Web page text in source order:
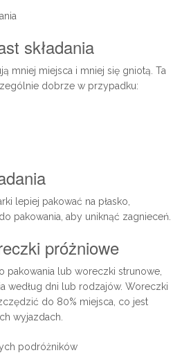
składania
mniej miejsca i mniej się gniotą. Ta
dobrze w przypadku:
lepiej pakować na płasko,
pakowania, aby uniknąć zagnieceń.
próżniowe
pakowania lub woreczki strunowe,
według dni lub rodzajów. Woreczki
do 80% miejsca, co jest
wyjazdach.
podróżników